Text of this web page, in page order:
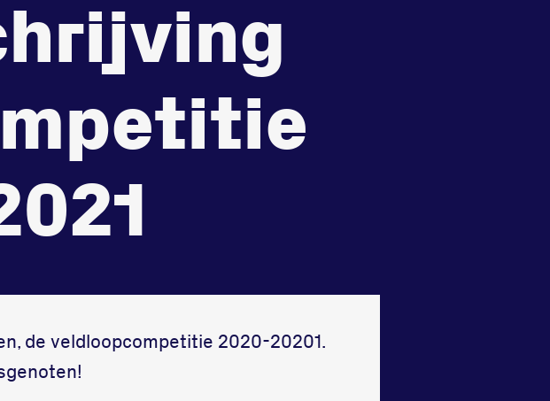
3312 GH Dordrecht
Bekijk locatie
de veldloopcompetitie 2020-20201.